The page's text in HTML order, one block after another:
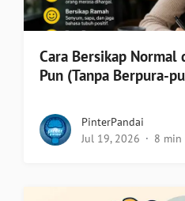
Cara Bersikap Normal
Pun (Tanpa Berpura-
PinterPandai
Jul 19, 2026
8 min